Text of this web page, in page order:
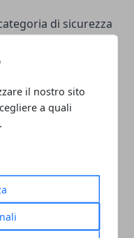
il nostro sito
a quali
di sicurezza
marche ed ultimi
fanno
ma un
buono, deve
rende sicuro il